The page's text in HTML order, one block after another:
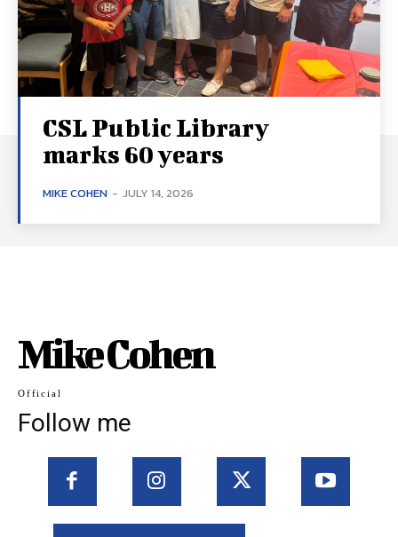
CSL Public Library
marks 60 years
MIKE COHEN - JULY 14, 2026
Mike Cohen
Official
Follow me